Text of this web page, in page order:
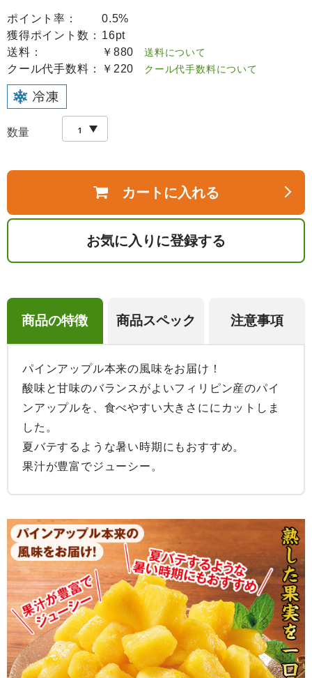
ポイント率：
0.5%
獲得ポイント数： 16pt
送料：
￥880 送料について
クール代手数料： ￥220 クール代手数料について
数量
カートに入れる
お気に入りに登録する
商品の特徴 商品スペック 注意事項
パインアップル本来の風味をお届け！
酸味と甘味のバランスがよいフィリピン産のパイ
ンアップルを、食べやすい大きさににカットしま
した。
夏バテするような暑い時期にもおすすめ。
果汁が豊富でジューシー。